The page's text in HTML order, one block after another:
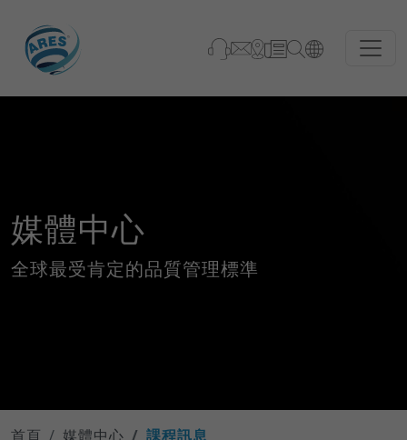
媒體中心
全球最受肯定的品質管理標準
首頁 媒體中心
課程訊息